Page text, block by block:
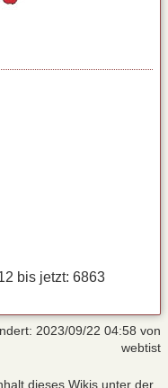
bis jetzt: 6863
2023/09/22 04:58 von
webtist
dieses Wikis unter der